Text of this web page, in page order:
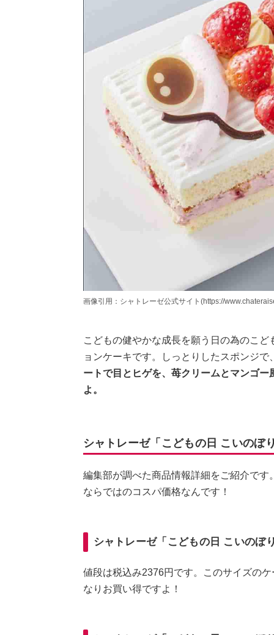
画像引用：シャトレーゼ公式サイト(https://
こどもの健やかな成長を願う日の為のこ
ョンケーキです。しっとりしたスポンジ
ートで目とヒゲを、苺クリームとマンゴ
よ。
シャトレーゼ「こどもの日 こいのぼ
編集部が調べた商品情報詳細をご紹介で
ならではのコスパ価格なんです！
シャトレーゼ「こどもの日 こいのぼ
値段は税込み2376円です。このサイズの
なりお買い得ですよ！